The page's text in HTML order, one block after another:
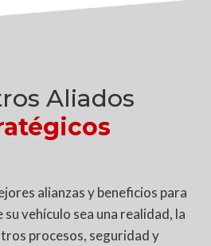
Aliados
alianzas y beneficios para
vehículo sea una realidad, la
procesos, seguridad y